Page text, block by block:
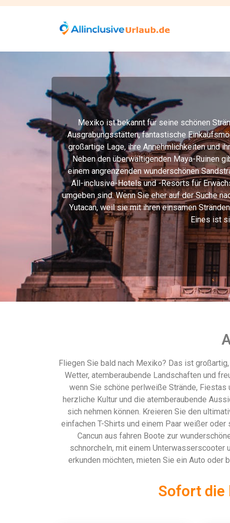
Mexiko ist bekannt für seine schönen
Ausgrabungsstätten, fantastische
großartige Lage, ihre Annehmlichkeiten und
Neben den überwältigenden Maya-Ruinen
einem angrenzenden wunderschönen
All-inclusive-Hotels und -Resorts für
umgeben sind. Wenn Sie eher auf der Suche
Yutacan, weil sie mit ihren einsamen
Eines ist
Fliegen Sie bald nach Mexiko? Das ist
Wetter, atemberaubende Landschaften und
wenn Sie schöne perlweiße Strände, Fiestas
herzliche Kultur und die atemberaubende
sich nehmen können. Kreieren Sie den
einfachen T-Shirts und einem Paar weißer
Cancun aus fahren Boote zur
schnorcheln, mit einem Unterwasserscooter
erkunden möchten, mieten Sie ein Auto oder
Sofort die